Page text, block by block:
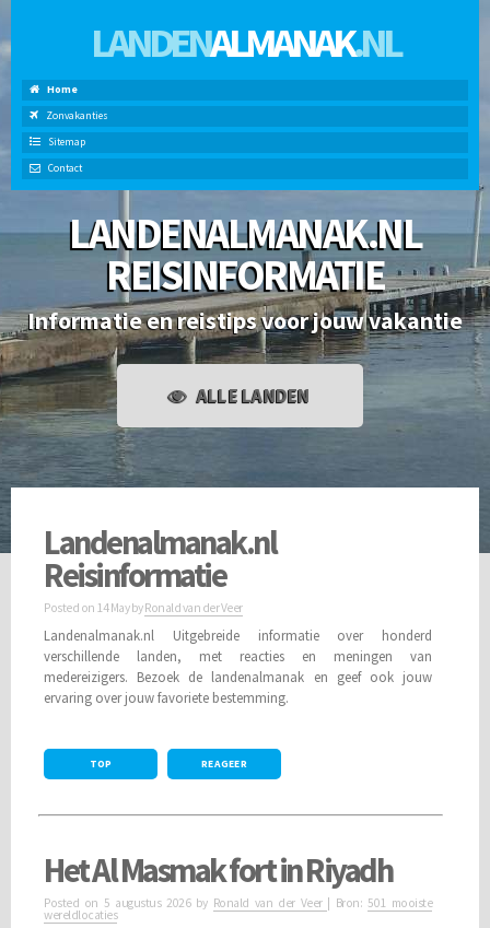
LANDENALMANAK.NL
Home
Zonvakanties
Sitemap
Contact
LANDENALMANAK.NL
REISINFORMATIE
Informatie en reistips voor jouw vakantie
ALLE LANDEN
Landenalmanak.nl
Reisinformatie
Posted on 14 MaybyRonald van der Veer
Landenalmanak.nl Uitgebreide informatie over honderd
verschillende landen, met reacties en meningen van
medereizigers. Bezoek de landenalmanak en geef ook jouw
ervaring over jouw favoriete bestemming.
TOP REAGEER
Het Al Masmak fort in Riyadh
Posted on 5 augustus 2026by Ronald van der Veer | Bron: 501 mooiste
wereldlocaties